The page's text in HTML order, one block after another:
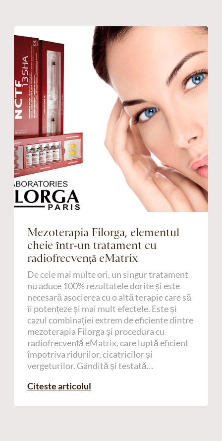
Mezoterapia Filorga, elementul
cheie într-un tratament cu
radiofrecvență eMatrix
De cele mai multe ori, un singur tratament
nu aduce 100% rezultatele dorite și este
necesară asocierea cu o altă terapie care să
îi potențeze și mai mult efectele. Este și
cazul combinației extrem de eficiente dintre
mezoterapia Filorga și procedura cu
radiofrecvență eMatrix, care luptă eficient
împotriva ridurilor, cicatricilor și
vergeturilor. Gândită și testată…
Citeste articolul